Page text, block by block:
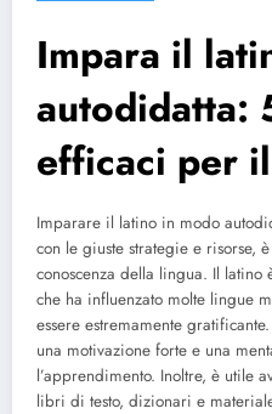
Impara il
autodidatta:
efficaci per
Imparare il latino in modo
con le giuste strategie e risorse,
conoscenza della lingua. Il latino
che ha influenzato molte lingue
essere estremamente
una motivazione forte e una
l’apprendimento. Inoltre, è utile
libri di testo, dizionari e